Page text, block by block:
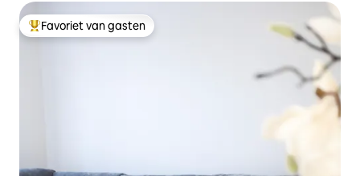
Topfavoriet van gasten
Favoriet van gasten